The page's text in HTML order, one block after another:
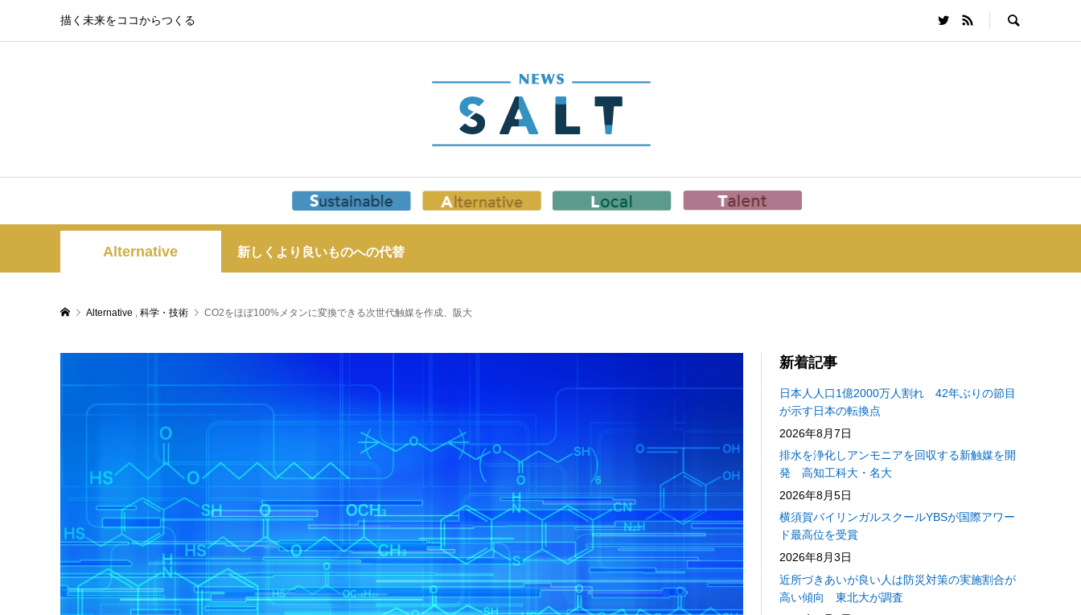
描く未来をココからつくる
Alternative 新しくより良いものへの代替
Alternative , 科学・技術 CO2をほぼ100%メタンに変換できる次世代触媒を作成、阪大
新着記事
日本人人口1億2000万人割れ 42年ぶりの節目
が示す日本の転換点
2026年8月7日
排水を浄化しアンモニアを回収する新触媒を開
発 高知工科大・名大
2026年8月5日
横須賀バイリンガルスクールYBSが国際アワー
ド最高位を受賞
2026年8月3日
近所づきあいが良い人は防災対策の実施割合が
高い傾向 東北大が調査